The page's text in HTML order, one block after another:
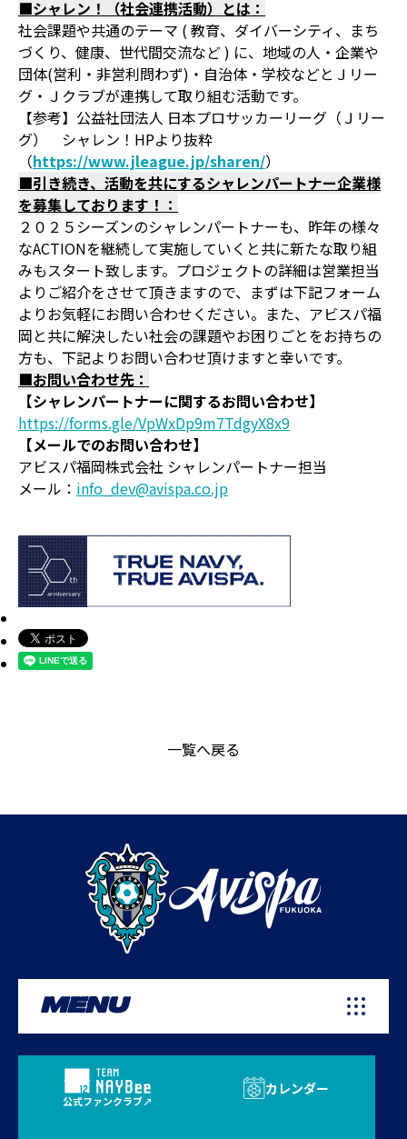
■シャレン！（社会連携活動）とは：
社会課題や共通のテーマ ( 教育、ダイバーシティ、まち
づくり、健康、世代間交流など ) に、地域の人・企業や
団体(営利・非営利問わず)・自治体・学校などとＪリー
グ・Ｊクラブが連携して取り組む活動です。
【参考】公益社団法人 日本プロサッカーリーグ（Ｊリー
グ） シャレン！HPより抜粋
（https://www.jleague.jp/sharen/）
■引き続き、活動を共にするシャレンパートナー企業様
を募集しております！：
２０２５シーズンのシャレンパートナーも、昨年の様々
なACTIONを継続して実施していくと共に新たな取り組
みもスタート致します。プロジェクトの詳細は営業担当
よりご紹介をさせて頂きますので、まずは下記フォーム
よりお気軽にお問い合わせください。また、アビスパ福
岡と共に解決したい社会の課題やお困りごとをお持ちの
方も、下記よりお問い合わせ頂けますと幸いです。
■お問い合わせ先：
【シャレンパートナーに関するお問い合わせ】
https://forms.gle/VpWxDp9m7TdgyX8x9
【メールでのお問い合わせ】
アビスパ福岡株式会社 シャレンパートナー担当
メール： info_dev@avispa.co.jp
一覧へ戻る
MENU
公式ファンクラブ
カレンダー